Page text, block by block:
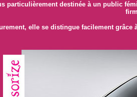
particulièrement destinée à un public
elle se distingue facilement